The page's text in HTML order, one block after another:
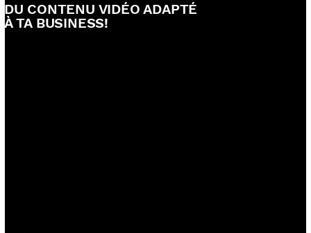
DU CONTENU VIDÉO ADAPTÉ
À TA BUSINESS!